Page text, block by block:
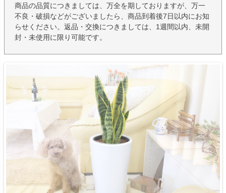
商品の品質につきましては、万全を期しておりますが、万一
不良・破損などがございましたら、商品到着後7日以内にお知
らせください。返品・交換につきましては、1週間以内、未開
封・未使用に限り可能です。